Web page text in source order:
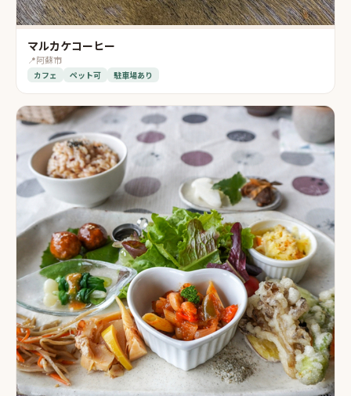
マルカケコーヒー
📍阿蘇市
カフェ ペット可 駐車場あり